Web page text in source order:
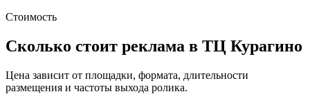
Стоимость
Сколько стоит реклама в ТЦ Курагино
Цена зависит от площадки, формата, длительности
размещения и частоты выхода ролика.